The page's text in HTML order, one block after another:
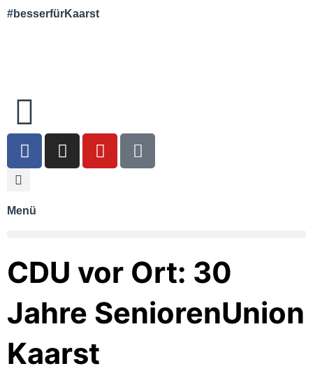
#besserfürKaarst
Menü
CDU vor Ort: 30
Jahre SeniorenUnion
Kaarst